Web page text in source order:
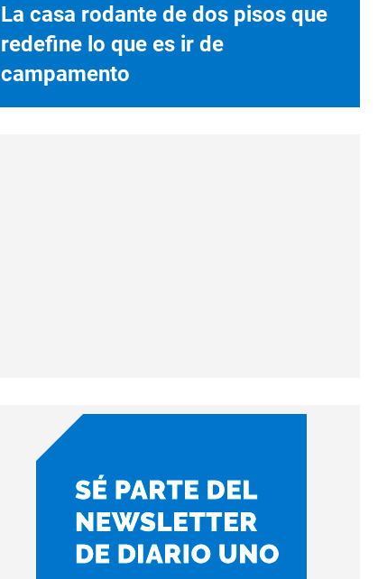
La casa rodante de dos pisos que
redefine lo que es ir de
campamento